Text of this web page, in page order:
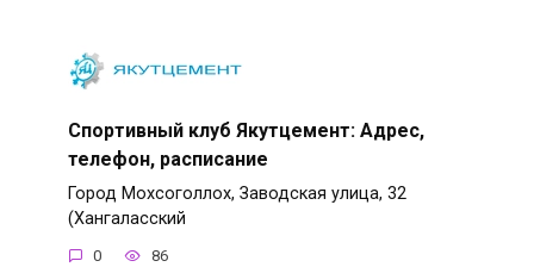
Спортивный клуб Якутцемент: Адрес,
телефон, расписание
Город Мохсоголлох, Заводская улица, 32
(Хангаласский
0 86